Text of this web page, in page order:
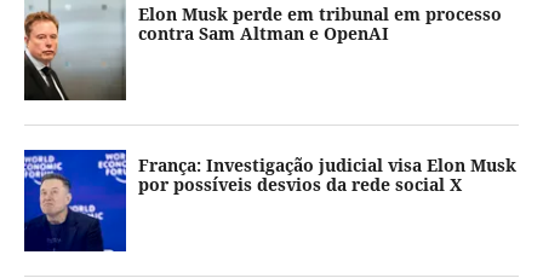
Elon Musk perde em tribunal em processo
contra Sam Altman e OpenAI
França: Investigação judicial visa Elon Musk
por possíveis desvios da rede social X